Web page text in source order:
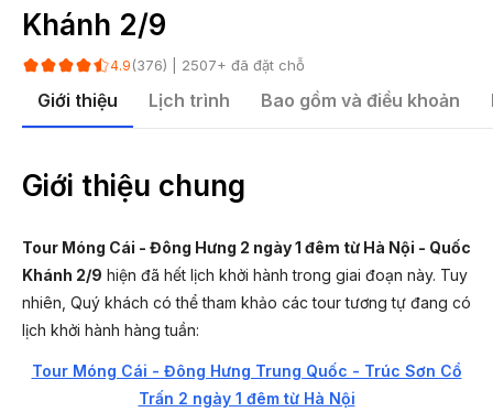
Khánh 2/9
4.9 (376) | 2507+ đã đặt chỗ
Giới thiệu Lịch trình Bao gồm và điều khoản
Giới thiệu chung
Tour Móng Cái - Đông Hưng 2 ngày 1 đêm từ Hà Nội - Quốc
Khánh 2/9 hiện đã hết lịch khởi hành trong giai đoạn này. Tuy
nhiên, Quý khách có thể tham khảo các tour tương tự đang có
lịch khởi hành hàng tuần:
Tour Móng Cái - Đông Hưng Trung Quốc - Trúc Sơn Cổ
Trấn 2 ngày 1 đêm từ Hà Nội